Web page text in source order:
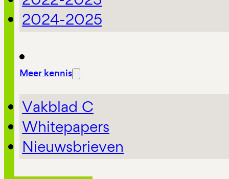
2024-2025
Meer kennis
Vakblad C
Whitepapers
Nieuwsbrieven